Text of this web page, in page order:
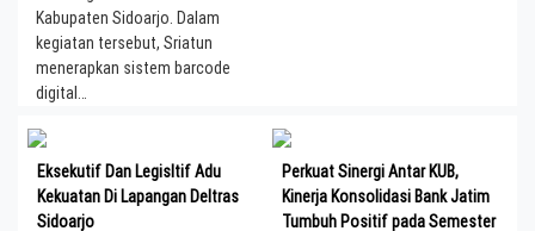
Kabupaten Sidoarjo. Dalam
kegiatan tersebut, Sriatun
menerapkan sistem barcode
digital…
Eksekutif Dan Legisltif Adu
Kekuatan Di Lapangan Deltras
Sidoarjo
Perkuat Sinergi Antar KUB,
Kinerja Konsolidasi Bank Jatim
Tumbuh Positif pada Semester